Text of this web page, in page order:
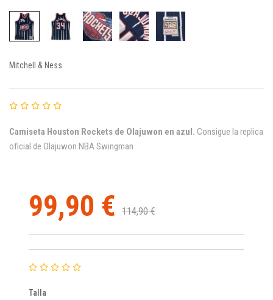
Mitchell & Ness
Camiseta Houston Rockets de Olajuwon en azul. Consigue la replica
oficial de Olajuwon NBA Swingman
99,90 € 114,90 €
Talla